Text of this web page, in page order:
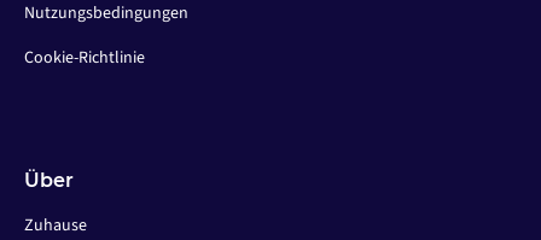
Nutzungsbedingungen
Cookie-Richtlinie
Über
Zuhause